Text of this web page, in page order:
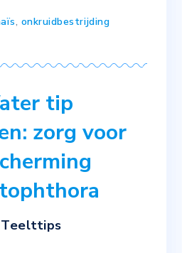
, onkruidbestrijding
tip
zorg voor
Teelttips